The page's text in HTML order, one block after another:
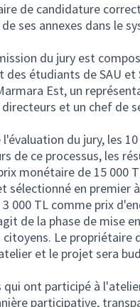
de candidature
ses annexes dans le
du jury est
des étudiants de SAU
Est, un
et un chef de
du jury, les
de ce processus, les
monétaire de 15 000
en premier
000 TL comme prix
de la phase de mise
Le propriétaire
et le projet sera
ont participé à
participative,